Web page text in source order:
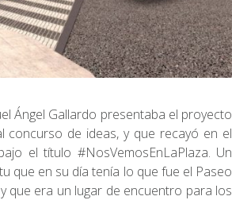
Ángel Gallardo presentaba el proyecto
concurso de ideas, y que recayó en el
el título #NosVemosEnLaPlaza. Un
que en su día tenía lo que fue el Paseo
que era un lugar de encuentro para los